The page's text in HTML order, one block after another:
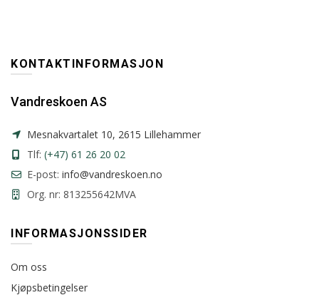
KONTAKTINFORMASJON
Vandreskoen AS
Mesnakvartalet 10, 2615 Lillehammer
Tlf: (+47) 61 26 20 02
E-post: info@vandreskoen.no
Org. nr: 813255642MVA
INFORMASJONSSIDER
Om oss
Kjøpsbetingelser